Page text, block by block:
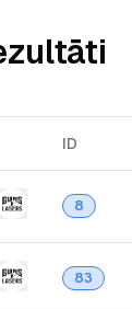
ID
8
83